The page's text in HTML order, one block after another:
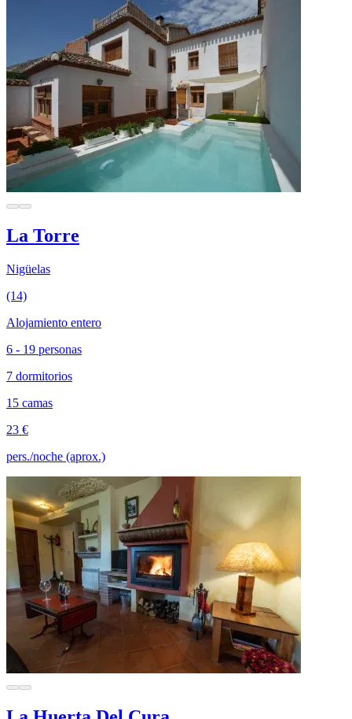
La Torre
Nigüelas
(14)
Alojamiento entero
6 - 19 personas
7 dormitorios
15 camas
23 €
pers./noche (aprox.)